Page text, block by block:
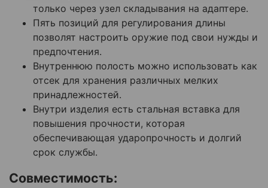
только через узел складывания на адаптере.
Пять позиций для регулирования длины
позволят настроить оружие под свои нужды и
предпочтения.
Внутреннюю полость можно использовать как
отсек для хранения различных мелких
принадлежностей.
Внутри изделия есть стальная вставка для
повышения прочности, которая
обеспечивающая ударопрочность и долгий
срок службы.
Совместимость: